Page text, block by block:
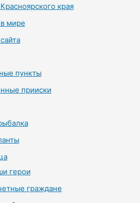
края
мире
пункты
прииски
герои
граждане